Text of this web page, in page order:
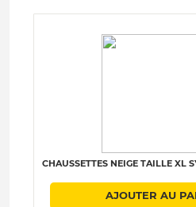
CHAUSSETTES NEIGE TAILLE XL
AJOUTER AU